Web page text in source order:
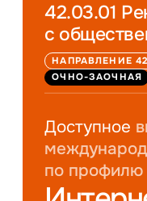
42.03.01
с
НАПРАВЛЕНИЕ
ОЧНО-ЗАОЧНАЯ
Доступное
по профилю